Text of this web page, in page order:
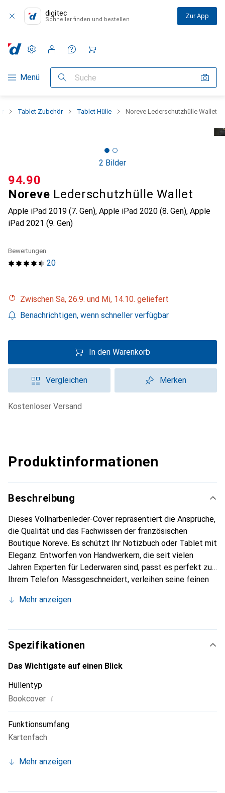
digitec
Schneller finden und bestellen Zur App
Navigation nach Kategorien
Menü Suche
Einstellungen
Kundenkonto
Vergleichslisten
Merklisten
Warenkorb
Tablet Zubehör Tablet Hülle Noreve Lederschutzhülle Wallet
2 Bilder
Noreve Lederschutzhülle Wallet
Apple iPad 2019 (7. Gen), Apple iPad 2020 (8. Gen), Apple
iPad 2021 (9. Gen)
CHF
94.90
20
Bewertungen
Zwischen Sa, 26.9. und Mi, 14.10. geliefert
Benachrichtigen, wenn schneller verfügbar
In den Warenkorb
Vergleichen Merken
kostenloser Versand
Produktinformationen
Beschreibung
Dieses Vollnarbenleder-Cover repräsentiert die Ansprüche,
die Qualität und das Fachwissen der französischen
Boutique Noreve. Es schützt Ihr Notizbuch oder Tablet mit
Eleganz. Entworfen von Handwerkern, die seit vielen
Jahren Experten für Lederwaren sind, passt es perfekt zu
Ihrem Telefon. Massgeschneidert, verleihen seine feinen
und integralen Accessoire für Ihr Notizbuch oder Tablet.
die Marke Noreve eine sichere Wahl für eine
anspruchsvolle Klientel.
Mehr anzeigen
Spezifikationen
Das Wichtigste auf einen Blick
Hüllentyp
Bookcover i
Funktionsumfang
Kartenfach
Mehr anzeigen